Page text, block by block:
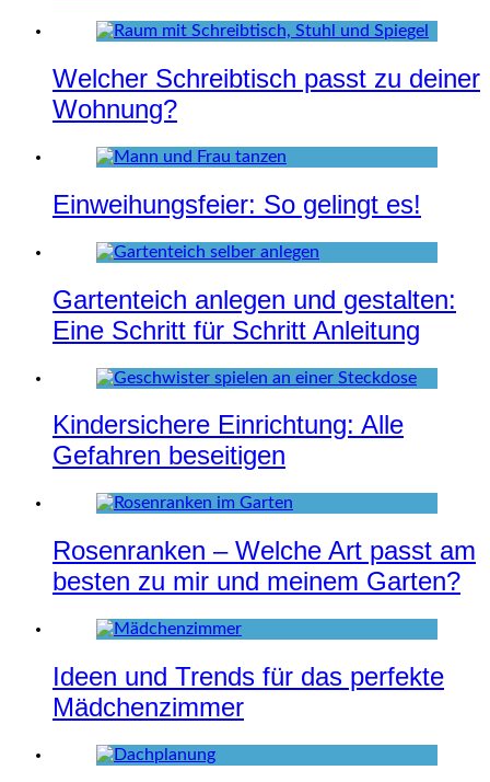
Welcher Schreibtisch passt zu deiner
Wohnung?
Einweihungsfeier: So gelingt es!
Gartenteich anlegen und gestalten:
Eine Schritt für Schritt Anleitung
Kindersichere Einrichtung: Alle
Gefahren beseitigen
Rosenranken – Welche Art passt am
besten zu mir und meinem Garten?
Ideen und Trends für das perfekte
Mädchenzimmer